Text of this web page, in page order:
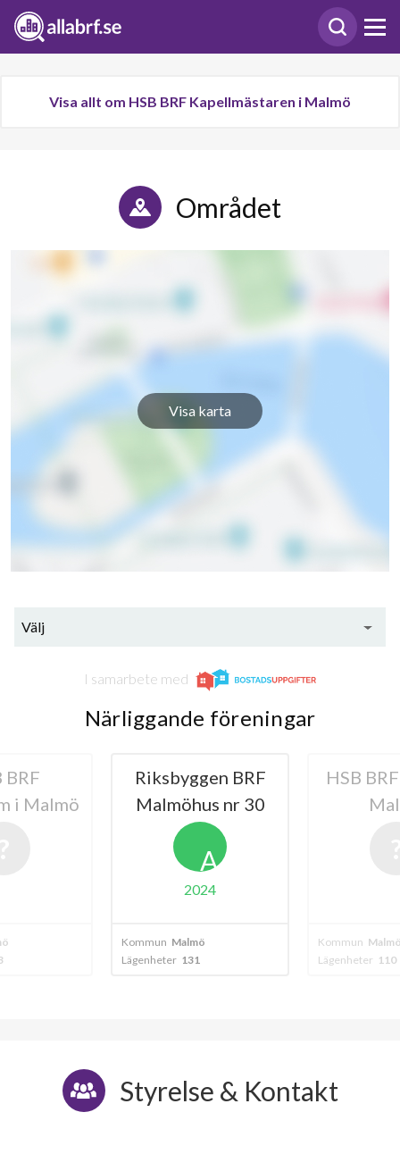
Visa allt om HSB BRF Kapellmästaren i Malmö
Området
Visa karta
Välj
I samarbete med
Närliggande föreningar
BRF
i Malmö
Riksbyggen BRF
Malmöhus nr 30
A
2024
Kommun Malmö
Lägenheter 131
HSB
Kommun
Lägenheter 110
Styrelse & Kontakt